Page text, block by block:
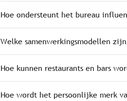
Hoe ondersteunt het bureau
Welke samenwerkingsmodellen
Hoe kunnen restaurants en bars
Hoe wordt het persoonlijke merk